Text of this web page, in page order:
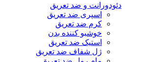
دئودورانت و ضد تعریق
اسپری ضد تعریق
کرم ضد تعریق
خوشبو کننده بدن
استیک ضد تعریق
ژل شفاف ضد تعریق